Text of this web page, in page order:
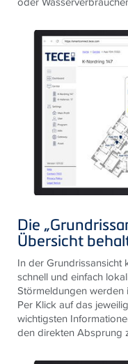
Die
Übersicht
In der Grundrissansicht
schnell und einfach
Störmeldungen werden
Per Klick auf das
wichtigsten
den direkten Absprung